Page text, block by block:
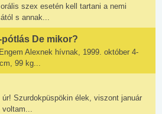
szex esetén kell tartani a nemi
s annak...
De mikor?
Alexnek hívnak, 1999. október 4-
99 kg...
Szurdokpüspökin élek, viszont január